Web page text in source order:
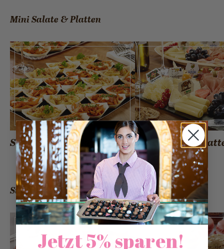
Mini Salate & Platten
Salate & Gebäcke
Fleisch-,
Dips
Süsses
Jetzt 5% sparen!